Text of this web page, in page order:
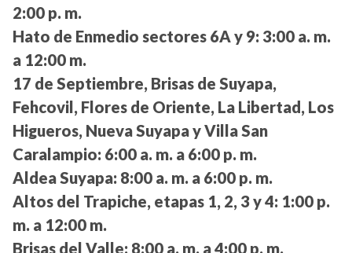
2:00 p. m.
Hato de Enmedio sectores 6A y 9: 3:00 a. m.
a 12:00 m.
17 de Septiembre, Brisas de Suyapa,
Fehcovil, Flores de Oriente, La Libertad, Los
Higueros, Nueva Suyapa y Villa San
Caralampio: 6:00 a. m. a 6:00 p. m.
Aldea Suyapa: 8:00 a. m. a 6:00 p. m.
Altos del Trapiche, etapas 1, 2, 3 y 4: 1:00 p.
m. a 12:00 m.
Brisas del Valle: 8:00 a. m. a 4:00 p. m.